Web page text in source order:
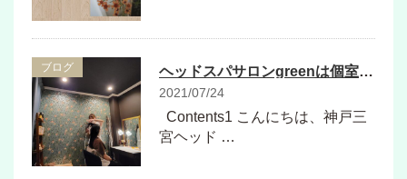
ブログ ヘッドスパサロンgreenは個室ならではの過ごし方ができます！
2021/07/24
Contents1 こんにちは、神戸三
宮ヘッド …